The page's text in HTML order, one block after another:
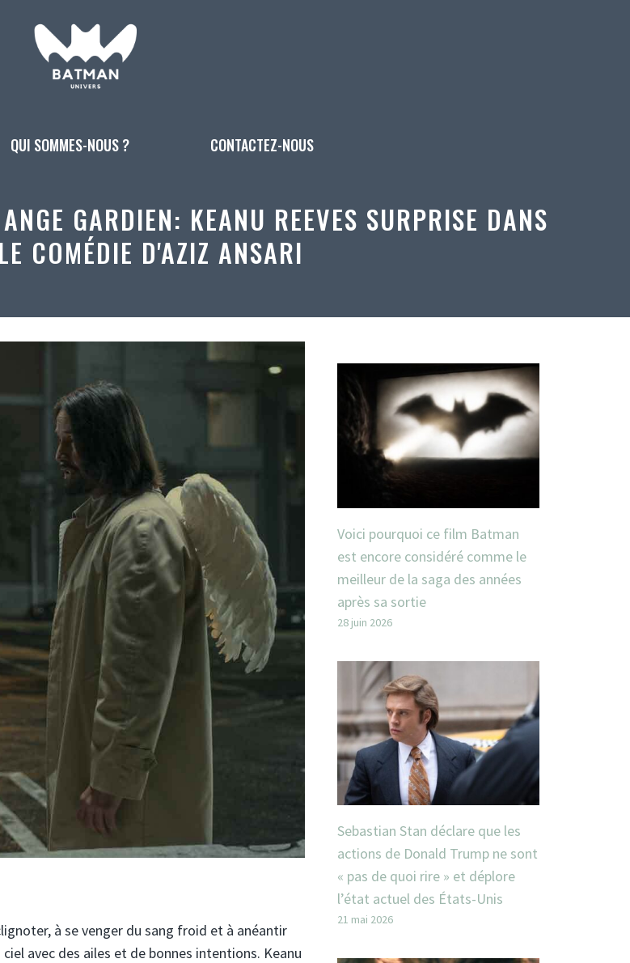
QUI SOMMES-NOUS ? CONTACTEZ-NOUS
GARDIEN: KEANU REEVES SURPRISE DANS
COMÉDIE D'AZIZ ANSARI
à se venger du sang froid et à anéantir
avec des ailes et de bonnes intentions. Keanu
Voici pourquoi ce film Batman
est encore considéré comme le
meilleur de la saga des années
après sa sortie
28 juin 2026
Sebastian Stan déclare que les
actions de Donald Trump ne sont
« pas de quoi rire » et déplore
l’état actuel des États-Unis
21 mai 2026